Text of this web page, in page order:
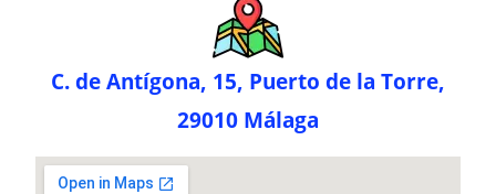
C. de Antígona, 15, Puerto de la Torre,
29010 Málaga